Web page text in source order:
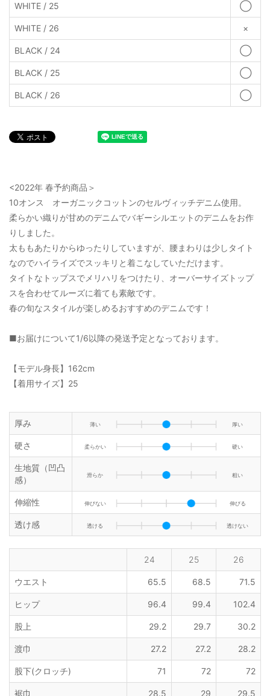
WHITE / 25 ◯
WHITE / 26 ×
BLACK / 24 ◯
BLACK / 25 ◯
BLACK / 26 ◯
<2022年 春予約商品＞
10オンス オーガニックコットンのセルヴィッチデニム使用。
柔らかい織りが甘めのデニムでバギーシルエットのデニムをお作
りしました。
太ももあたりからゆったりしていますが、腰まわりは少しタイト
なのでハイライズでスッキリと着こなしていただけます。
タイトなトップスでメリハリをつけたり、オーバーサイズトップ
スを合わせてルーズに着ても素敵です。
春の旬なスタイルが楽しめるおすすめのデニムです！
■お届けについて1/6以降の発送予定となっております。
【モデル身長】162cm
【着用サイズ】25
厚み 薄い 厚い
硬さ 柔らかい 硬い
生地質（凹凸
感）
滑らか 粗い
伸縮性 伸びない 伸びる
透け感 透ける 透けない
24 25 26
ウエスト 65.5 68.5 71.5
ヒップ 96.4 99.4 102.4
股上 29.2 29.7 30.2
渡巾 27.2 27.2 28.2
股下(クロッチ) 71 72 72
裾巾 28.5 29 29.5